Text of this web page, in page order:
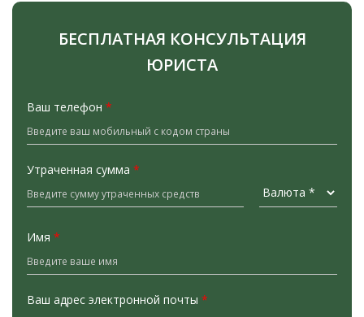
БЕСПЛАТНАЯ КОНСУЛЬТАЦИЯ
ЮРИСТА
Ваш телефон *
Утраченная сумма *
Имя *
Ваш адрес электронной почты *